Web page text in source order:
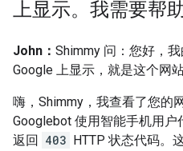
上显示。我需要帮
John： Shimmy 问：您好，
Google 上显示，就是这个网
嗨，Shimmy，我查看了您的
Googlebot 使用智能手机用
返回 403 HTTP 状态代码。